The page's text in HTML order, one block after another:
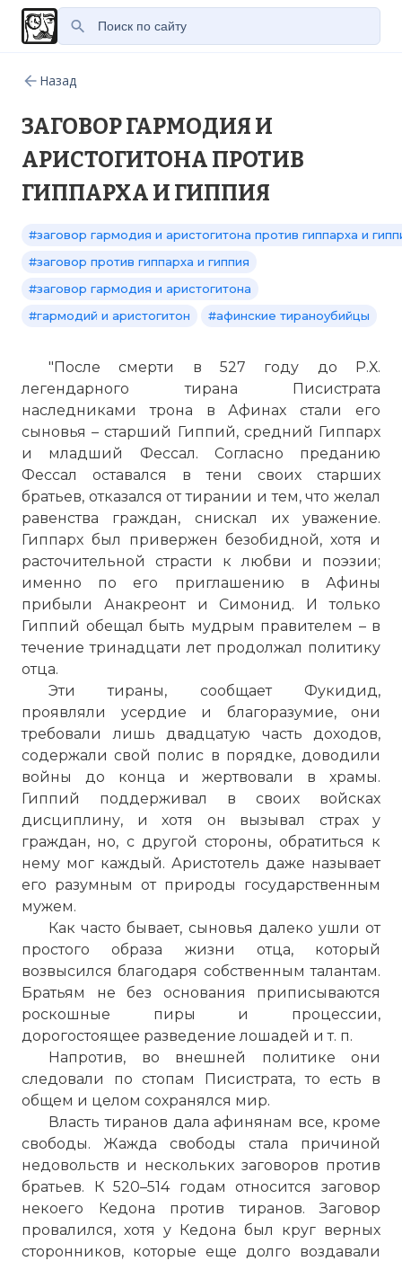
Назад
ЗАГОВОР ГАРМОДИЯ И
АРИСТОГИТОНА ПРОТИВ
ГИППАРХА И ГИППИЯ
#заговор гармодия и аристогитона против гиппарха и
#заговор против гиппарха и гиппия
#заговор гармодия и аристогитона
#гармодий и аристогитон
#афинские тираноубийцы
"После смерти в 527 году до Р.Х.
легендарного тирана Писистрата
наследниками трона в Афинах стали его
сыновья – старший Гиппий, средний Гиппарх
и младший Фессал. Согласно преданию
Фессал оставался в тени своих старших
братьев, отказался от тирании и тем, что желал
равенства граждан, снискал их уважение.
Гиппарх был привержен безобидной, хотя и
расточительной страсти к любви и поэзии;
именно по его приглашению в Афины
прибыли Анакреонт и Симонид. И только
Гиппий обещал быть мудрым правителем – в
течение тринадцати лет продолжал политику
отца.
Эти тираны, сообщает Фукидид,
проявляли усердие и благоразумие, они
требовали лишь двадцатую часть доходов,
содержали свой полис в порядке, доводили
войны до конца и жертвовали в храмы.
Гиппий поддерживал в своих войсках
дисциплину, и хотя он вызывал страх у
граждан, но, с другой стороны, обратиться к
нему мог каждый. Аристотель даже называет
его разумным от природы государственным
мужем.
Как часто бывает, сыновья далеко ушли от
простого образа жизни отца, который
возвысился благодаря собственным талантам.
Братьям не без основания приписываются
роскошные пиры и процессии,
дорогостоящее разведение лошадей и т. п.
Напротив, во внешней политике они
следовали по стопам Писистрата, то есть в
общем и целом сохранялся мир.
Власть тиранов дала афинянам все, кроме
свободы. Жажда свободы стала причиной
недовольств и нескольких заговоров против
братьев. К 520–514 годам относится заговор
некоего Кедона против тиранов. Заговор
провалился, хотя у Кедона был круг верных
сторонников, которые еще долго воздавали